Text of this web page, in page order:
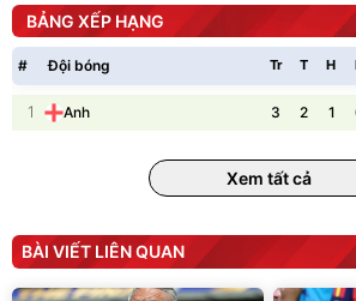
Flash Sale
chống
trong di
Đã bán
BẢNG XẾP HẠNG
# Đội bóng Tr T H
1 Anh 3 2 1
Xem tất cả
BÀI VIẾT LIÊN QUAN